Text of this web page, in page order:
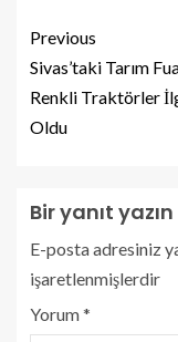
Previous
Sivas’taki Tarım
Renkli Traktörler
Oldu
Bir yanıt yazın
E-posta adresiniz
işaretlenmişlerdir
Yorum*